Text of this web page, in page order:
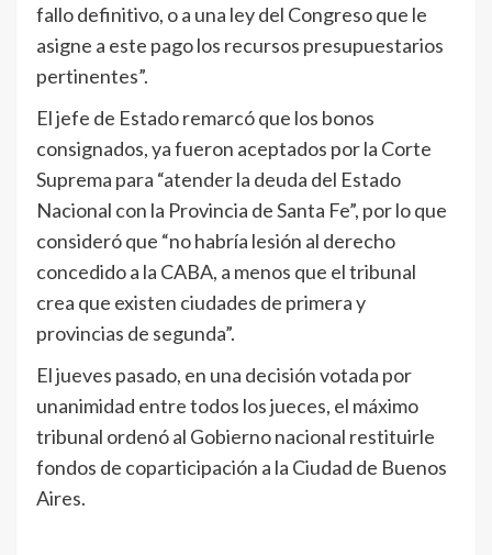
fallo definitivo, o a una ley del Congreso que le
asigne a este pago los recursos presupuestarios
pertinentes”.
El jefe de Estado remarcó que los bonos
consignados, ya fueron aceptados por la Corte
Suprema para “atender la deuda del Estado
Nacional con la Provincia de Santa Fe”, por lo que
consideró que “no habría lesión al derecho
concedido a la CABA, a menos que el tribunal
crea que existen ciudades de primera y
provincias de segunda”.
El jueves pasado, en una decisión votada por
unanimidad entre todos los jueces, el máximo
tribunal ordenó al Gobierno nacional restituirle
fondos de coparticipación a la Ciudad de Buenos
Aires.